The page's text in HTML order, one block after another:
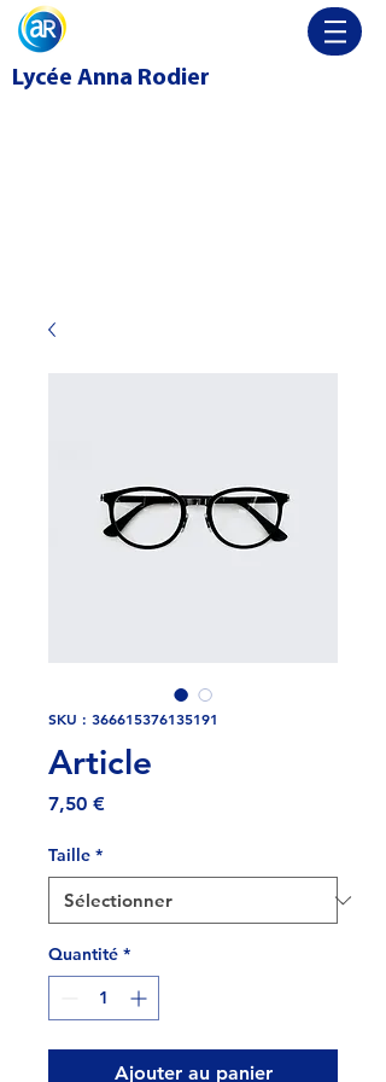
Lycée Anna Rodier
SKU : 366615376135191
Article
7,50 €Prix
Taille *
Quantité *
Ajouter au panier